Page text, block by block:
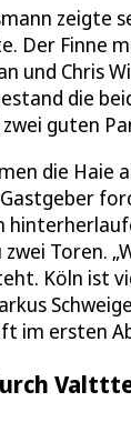
zeigte
Der Finne
und Chris
die
guten
die Haie
Toren.
Köln ist
im ersten